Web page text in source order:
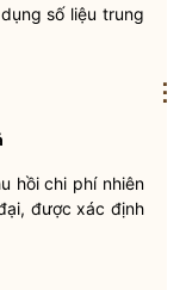
số liệu trung
hồichi phínhiên
, được xác định
⋮